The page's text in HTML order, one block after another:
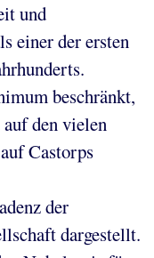
und
einer der ersten
beschränkt,
den vielen
Castorps
der
dargestellt.